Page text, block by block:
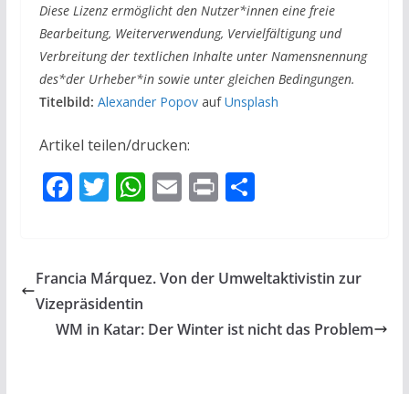
Diese Lizenz ermöglicht den Nutzer*innen eine freie
Bearbeitung, Weiterverwendung, Vervielfältigung und
Verbreitung der textlichen Inhalte unter Namensnennung
des*der Urheber*in sowie unter gleichen Bedingungen.
Titelbild: Alexander PopovaufUnsplash
Artikel teilen/drucken:
F
b
o
o
T
er
W
s
p
E
l
PrT
n
Francia Márquez. Von der Umweltaktivistin zur
Vizepräsidentin
WM in Katar: Der Winter ist nicht das Problem